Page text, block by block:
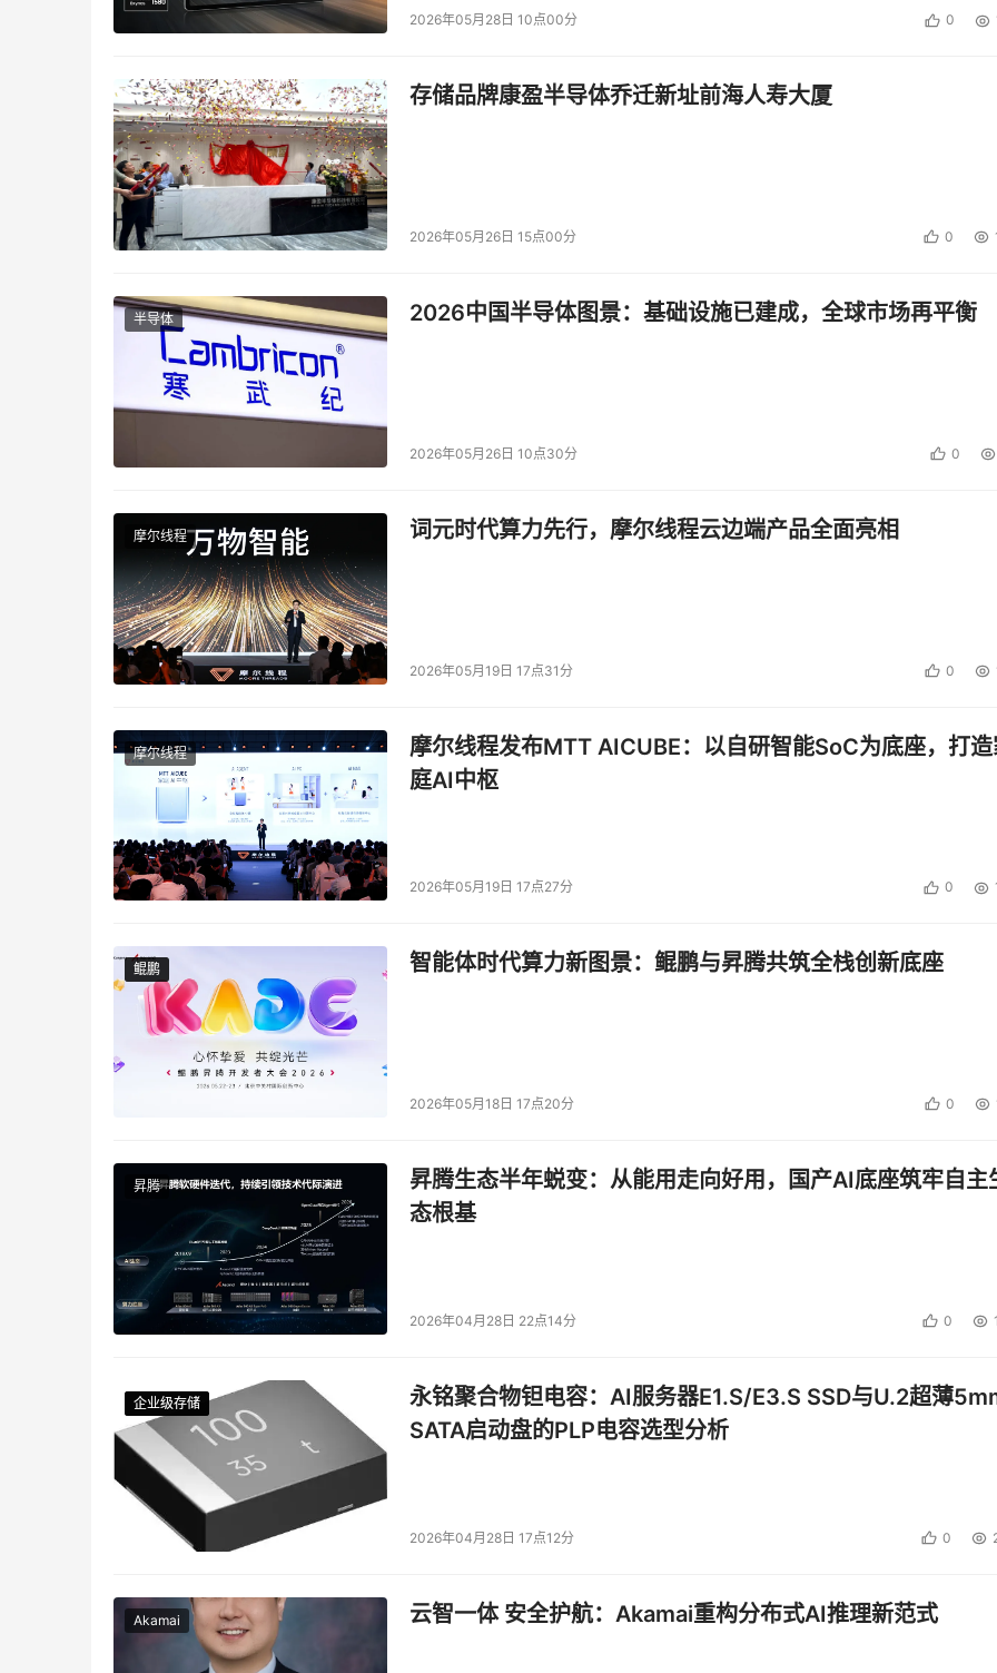
大容量模组，更为AI开发者与专业用户提供了强劲支撑，轻松应对日益繁重的工作负载挑战。
Max
16
Plus
对于追求创造力与效率兼顾的用户，Dell Pro Max 14/16作为Pro Max系列的入门之选，完美契合用户的需求。其
为轻量工作负载设计，以稳定性能与可靠表现，为用户的每一份目标保驾护航。该系列提供14英寸和16英寸两种
选择，其中14英寸机型起重量仅3.95磅，让高效办公随心随行。续航表现同样值得信赖——14英寸机型最长可达18
小时，16英寸机型更延至20小时5，从容应对全天移动办公需求。
专属的AI驱动体验。此外，Dell Pro Max 14/16还可选配最高45W英特尔®酷睿™ Ultra 9 285H处理器，以及最高
备572 AI TOPS的NVIDIA RTX™ PRO 2000 Blackwell架构GPU，性能较上一代分别提升高达36%和33%，实力
面进阶6。无论是驱动设计应用、处理大型Excel文件，还是创建2D/3D模型，皆能轻松胜任。
Dell Pro Max 14/16以始终如一的可靠表现，成为高级用户、金融分析师与新锐创作者的理想之选。
2026年05月28日 10点00分 0
存储品牌康盈半导体乔迁新址前海人寿大厦
2026年05月26日 15点00分 0
半导体 2026中国半导体图景：基础设施已建成，全球市场再平衡
2026年05月26日 10点30分 0
摩尔线程 词元时代算力先行，摩尔线程云边端产品全面亮相
2026年05月19日 17点31分 0
摩尔线程
摩尔线程发布MTT AICUBE：以自研智能SoC为底座，打
庭AI中枢
2026年05月19日 17点27分 0
鲲鹏
鲲鹏 智能体时代算力新图景：鲲鹏与昇腾共筑全栈创新底座
2026年05月18日 17点20分 0
昇腾
昇腾生态半年蜕变：从能用走向好用，国产AI底座筑牢自主
态根基
2026年04月28日 22点14分 0
企业级存储
企业级存储
企业级存储
企业级存储
永铭聚合物钽电容：AI服务器E1.S/E3.S SSD与U.2超薄
SATA启动盘的PLP电容选型分析
2026年04月28日 17点12分 0
Akamai 云智一体 安全护航：Akamai重构分布式AI推理新范式